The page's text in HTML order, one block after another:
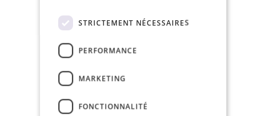
ouvrables
Politique de retour dans les 30 jours
STRICTEMENT NÉCESSAIRES
PERFORMANCE
MARKETING
FONCTIONNALITÉ